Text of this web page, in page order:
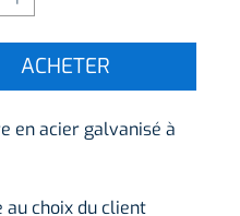
ACHETER
en acier galvanisé à
au choix du client